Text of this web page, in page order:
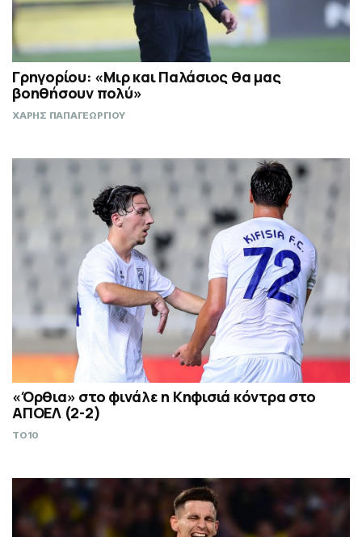
Γρηγορίου: «Μιρ και Παλάσιος θα μας
βοηθήσουν πολύ»
ΧΑΡΗΣ ΠΑΠΑΓΕΩΡΓΙΟΥ
«Όρθια» στο φινάλε η Κηφισιά κόντρα στο
ΑΠΟΕΛ (2-2)
TO10